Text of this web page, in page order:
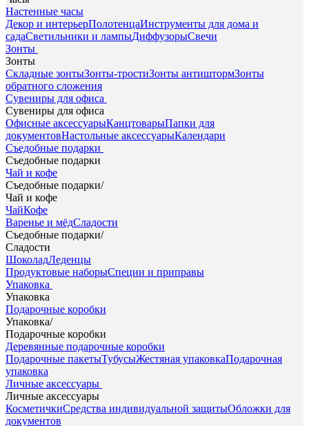
Настенные часы
Декор и интерьерПолотенцаИнструменты для дома и
садаСветильники и лампыДиффузорыСвечи
Зонты
Зонты
Складные зонтыЗонты-тростиЗонты антиштормЗонты
обратного сложения
Сувениры для офиса
Сувениры для офиса
Офисные аксессуарыКанцтоварыПапки для
документовНастольные аксессуарыКалендари
Съедобные подарки
Съедобные подарки
Чай и кофе
Съедобные подарки/
Чай и кофе
ЧайКофе
Варенье и мёдСладости
Съедобные подарки/
Сладости
ШоколадЛеденцы
Продуктовые наборыСпеции и приправы
Упаковка
Упаковка
Подарочные коробки
Упаковка/
Подарочные коробки
Деревянные подарочные коробки
Подарочные пакетыТубусыЖестяная упаковкаПодарочная
упаковка
Личные аксессуары
Личные аксессуары
КосметичкиСредства индивидуальной защитыОбложки для
документов